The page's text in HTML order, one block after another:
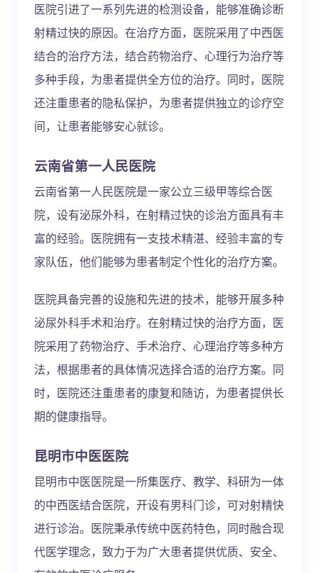
医院引进了一系列先进的检测设备，能够准确诊断
射精过快的原因。在治疗方面，医院采用了中西医
结合的治疗方法，结合药物治疗、心理行为治疗等
多种手段，为患者提供全方位的治疗。同时，医院
还注重患者的隐私保护，为患者提供独立的诊疗空
间，让患者能够安心就诊。
云南省第一人民医院
云南省第一人民医院是一家公立三级甲等综合医
院，设有泌尿外科，在射精过快的诊治方面具有丰
富的经验。医院拥有一支技术精湛、经验丰富的专
家队伍，他们能够为患者制定个性化的治疗方案。
医院具备完善的设施和先进的技术，能够开展多种
泌尿外科手术和治疗。在射精过快的治疗方面，医
院采用了药物治疗、手术治疗、心理治疗等多种方
法，根据患者的具体情况选择合适的治疗方案。同
时，医院还注重患者的康复和随访，为患者提供长
期的健康指导。
昆明市中医医院
昆明市中医医院是一所集医疗、教学、科研为一体
的中西医结合医院，开设有男科门诊，可对射精快
进行诊治。医院秉承传统中医药特色，同时融合现
代医学理念，致力于为广大患者提供优质、安全、